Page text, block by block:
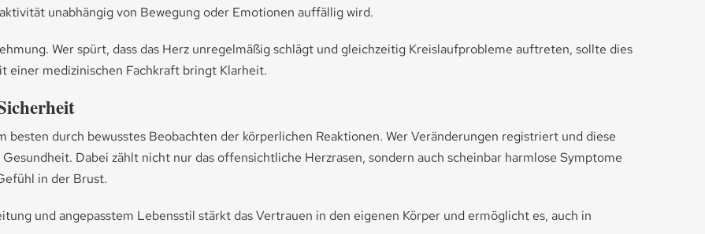
unabhängig von Bewegung oder Emotionen auffällig wird.
Wer spürt, dass das Herz unregelmäßig schlägt und gleichzeitig Kreislaufprobleme auftreten, sollte dies
einer medizinischen Fachkraft bringt Klarheit.
besten durch bewusstes Beobachten der körperlichen Reaktionen. Wer Veränderungen registriert und diese
Dabei zählt nicht nur das offensichtliche Herzrasen, sondern auch scheinbar harmlose Symptome
in der Brust.
und angepasstem Lebensstil stärkt das Vertrauen in den eigenen Körper und ermöglicht es, auch in